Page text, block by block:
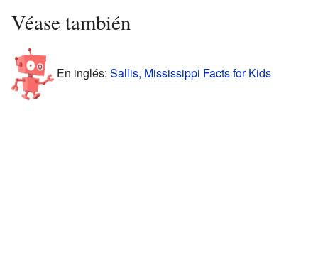
Véase también
En inglés: Sallis, Mississippi Facts for Kids